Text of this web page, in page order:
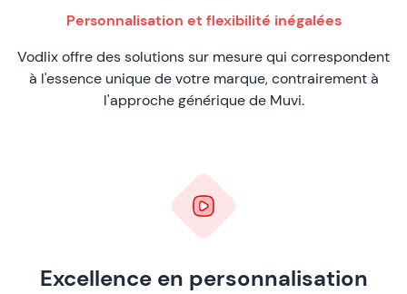
Personnalisation et flexibilité inégalées
Vodlix offre des solutions sur mesure qui correspondent
à l'essence unique de votre marque, contrairement à
l'approche générique de Muvi.
Excellence en personnalisation